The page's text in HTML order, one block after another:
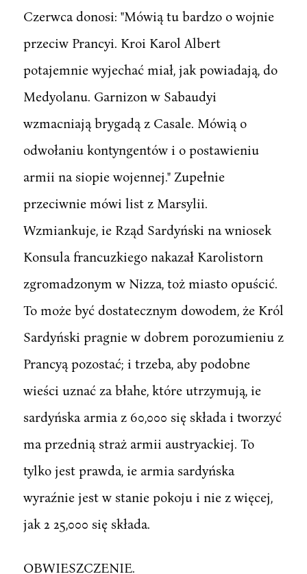
Czerwca donosi: "Mówią tu bardzo o wojnie
przeciw Prancyi. Kroi Karol Albert
potajemnie wyjechać miał, jak powiadają, do
Medyolanu. Garnizon w Sabaudyi
wzmacniają brygadą z Casale. Mówią o
odwołaniu kontyngentów i o postawieniu
armii na siopie wojennej." Zupełnie
przeciwnie mówi list z Marsylii.
Wzmiankuje, ie Rząd Sardyński na wniosek
Konsula francuzkiego nakazał Karolistorn
zgromadzonym w Nizza, toż miasto opuścić.
To może być dostatecznym dowodem, że Król
Sardyński pragnie w dobrem porozumieniu z
Prancyą pozostać; i trzeba, aby podobne
wieści uznać za błahe, które utrzymują, ie
sardyńska armia z 60,000 się składa i tworzyć
ma przednią straż armii austryackiej. To
tylko jest prawda, ie armia sardyńska
wyraźnie jest w stanie pokoju i nie z więcej,
jak 2 25,000 się składa.
OBWIESZCZENIE.